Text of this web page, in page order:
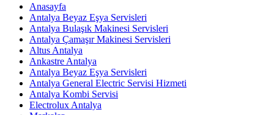
Anasayfa
Antalya Beyaz Eşya Servisleri
Antalya Bulaşık Makinesi Servisleri
Antalya Çamaşır Makinesi Servisleri
Altus Antalya
Ankastre Antalya
Antalya Beyaz Eşya Servisleri
Antalya General Electric Servisi Hizmeti
Antalya Kombi Servisi
Electrolux Antalya